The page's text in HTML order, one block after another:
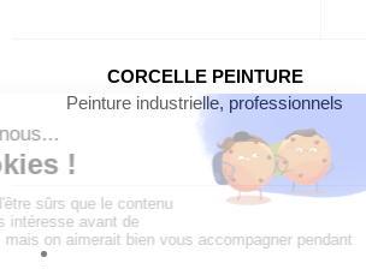
CORCELLE PEINTURE
Peinture industrielle, professionnels